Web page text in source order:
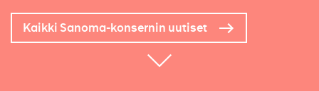
Kaikki Sanoma-konsernin uutiset